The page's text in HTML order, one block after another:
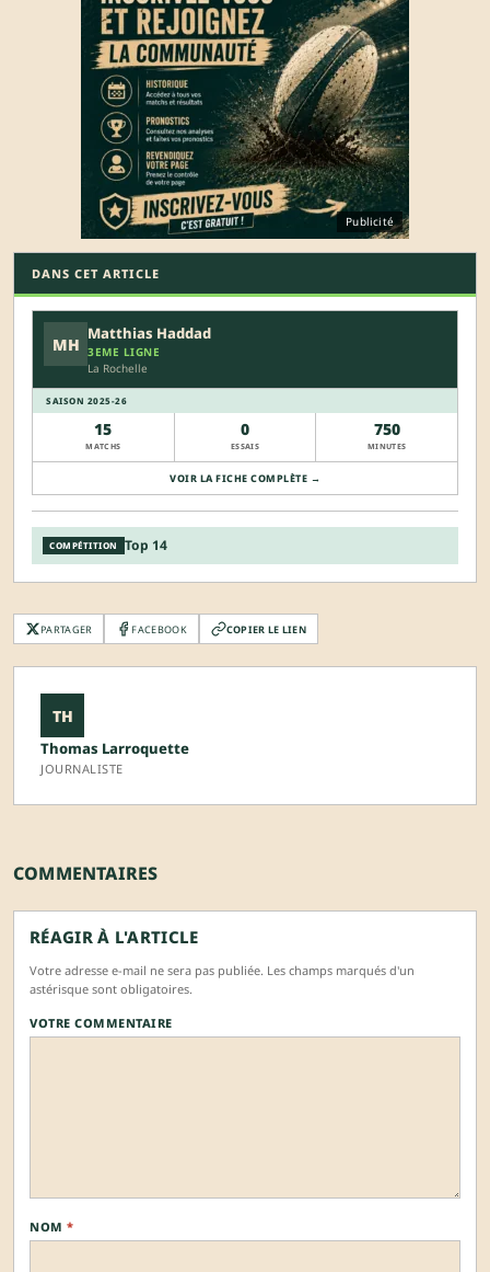
Publicité
DANS CET ARTICLE
MH
Matthias Haddad
3EME LIGNE
La Rochelle
SAISON 2025-26
15
MATCHS
0
ESSAIS
750
MINUTES
VOIR LA FICHE COMPLÈTE →
COMPÉTITION Top 14
PARTAGER FACEBOOK COPIER LE LIEN
TH
Thomas Larroquette
JOURNALISTE
COMMENTAIRES
RÉAGIR À L'ARTICLE
Votre adresse e-mail ne sera pas publiée. Les champs marqués d'un
astérisque sont obligatoires.
VOTRE COMMENTAIRE
NOM *